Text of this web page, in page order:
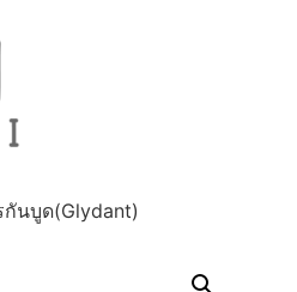
นบูด(Glydant)